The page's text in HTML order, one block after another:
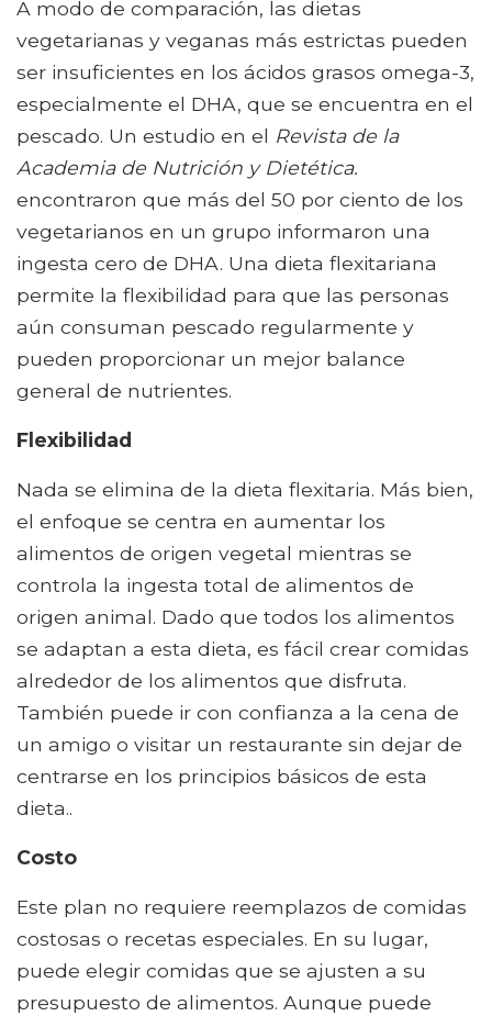
A modo de comparación, las dietas
vegetarianas y veganas más estrictas pueden
ser insuficientes en los ácidos grasos omega-3,
especialmente el DHA, que se encuentra en el
pescado. Un estudio en el Revista de la
Academia de Nutrición y Dietética.
encontraron que más del 50 por ciento de los
vegetarianos en un grupo informaron una
ingesta cero de DHA. Una dieta flexitariana
permite la flexibilidad para que las personas
aún consuman pescado regularmente y
pueden proporcionar un mejor balance
general de nutrientes.
Flexibilidad
Nada se elimina de la dieta flexitaria. Más bien,
el enfoque se centra en aumentar los
alimentos de origen vegetal mientras se
controla la ingesta total de alimentos de
origen animal. Dado que todos los alimentos
se adaptan a esta dieta, es fácil crear comidas
alrededor de los alimentos que disfruta.
También puede ir con confianza a la cena de
un amigo o visitar un restaurante sin dejar de
centrarse en los principios básicos de esta
dieta..
Costo
Este plan no requiere reemplazos de comidas
costosas o recetas especiales. En su lugar,
puede elegir comidas que se ajusten a su
presupuesto de alimentos. Aunque puede